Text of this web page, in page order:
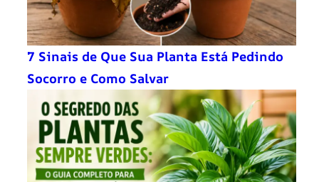
7 Sinais de Que Sua Planta Está Pedindo
Socorro e Como Salvar